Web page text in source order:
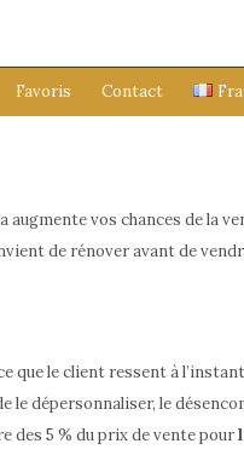
Favoris Contact
vos chances de la
de rénover avant de
que le client ressent à
le dépersonnaliser, le
des 5 % du prix de vente pour